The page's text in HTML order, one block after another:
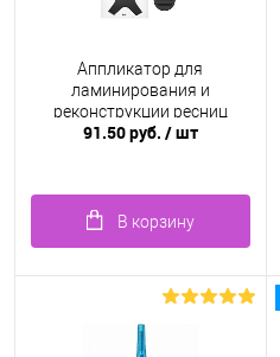
Аппликатор для
ламинирования и
реконструкции ресниц
91.50 руб. / шт
В корзину